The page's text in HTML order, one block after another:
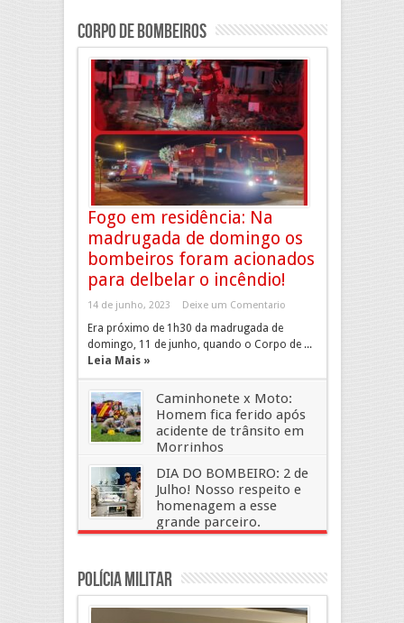
Corpo de Bombeiros
Fogo em residência: Na
madrugada de domingo os
bombeiros foram acionados
para delbelar o incêndio!
14 de junho, 2023 Deixe um Comentario
Era próximo de 1h30 da madrugada de
domingo, 11 de junho, quando o Corpo de ...
Leia Mais »
Caminhonete x Moto:
Homem fica ferido após
acidente de trânsito em
Morrinhos
6 de março, 2021 Deixe um Comentario
DIA DO BOMBEIRO: 2 de
Julho! Nosso respeito e
homenagem a esse
grande parceiro.
Parabéns “Anjos do Asfalto”
Polícia Militar